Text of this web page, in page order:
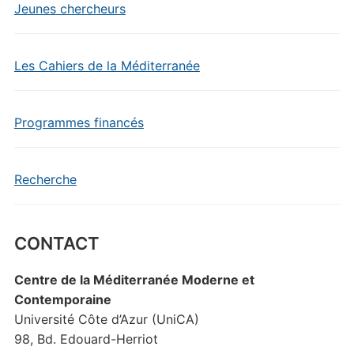
Jeunes chercheurs
Les Cahiers de la Méditerranée
Programmes financés
Recherche
CONTACT
Centre de la Méditerranée Moderne et
Contemporaine
Université Côte d’Azur (UniCA)
98, Bd. Edouard-Herriot